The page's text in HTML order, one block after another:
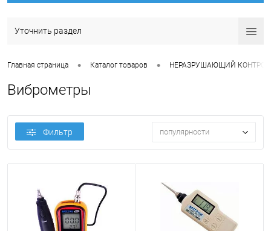
Уточнить раздел
Главная страница • Каталог товаров • НЕРАЗРУШАЮЩИЙ
Виброметры
Фильтр популярности